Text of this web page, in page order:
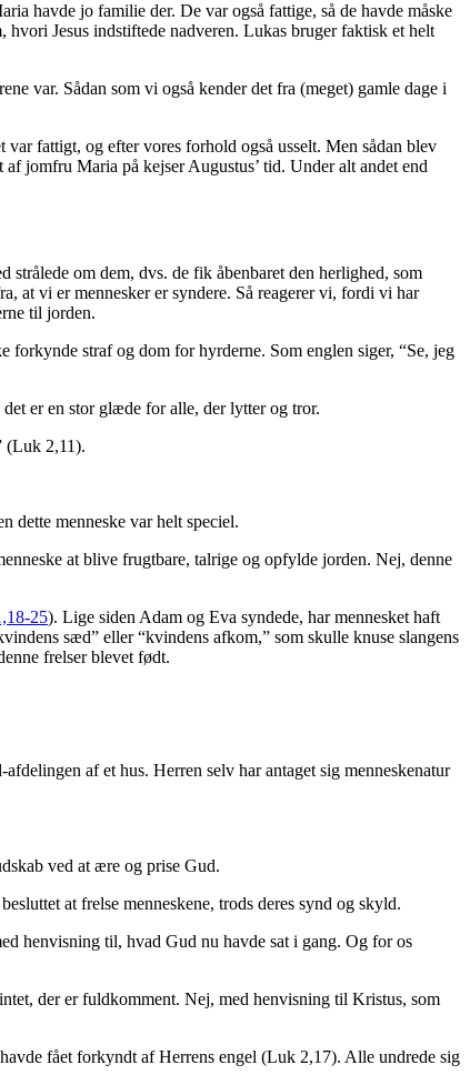
havde jo familie der. De var også fattige, så de havde måske
Jesus indstiftede nadveren. Lukas bruger faktisk et helt
var. Sådan som vi også kender det fra (meget) gamle dage i
fattigt, og efter vores forhold også usselt. Men sådan blev
jomfru Maria på kejser Augustus’ tid. Under alt andet end
om dem, dvs. de fik åbenbaret den herlighed, som
at vi er mennesker er syndere. Så reagerer vi, fordi vi har
til jorden.
forkynde straf og dom for hyrderne. Som englen siger, “Se, jeg
er en stor glæde for alle, der lytter og tror.
(Luk 2,11).
dette menneske var helt speciel.
at blive frugtbare, talrige og opfylde jorden. Nej, denne
25). Lige siden Adam og Eva syndede, har mennesket haft
sæd” eller “kvindens afkom,” som skulle knuse slangens
frelser blevet født.
af et hus. Herren selv har antaget sig menneskenatur
ved at ære og prise Gud.
at frelse menneskene, trods deres synd og skyld.
henvisning til, hvad Gud nu havde sat i gang. Og for os
der er fuldkomment. Nej, med henvisning til Kristus, som
fået forkyndt af Herrens engel (Luk 2,17). Alle undrede sig